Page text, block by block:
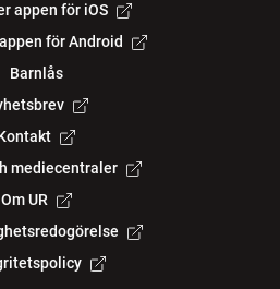
appen för iOS
för Android
Barnlås
mediecentraler
Om UR